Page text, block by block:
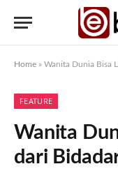
Home » Wanita Dunia Bisa
FEATURE
Wanita
dari